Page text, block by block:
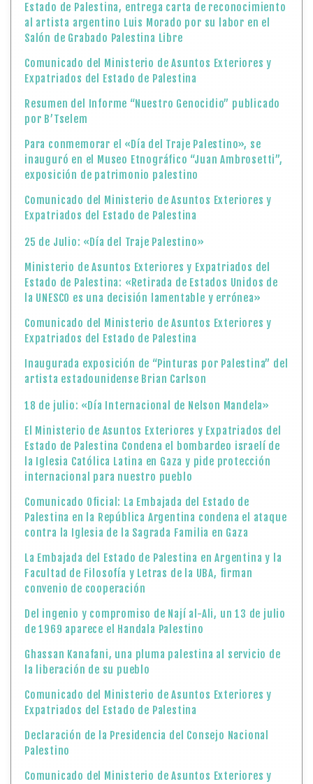
Estado de Palestina, entrega carta de reconocimiento
al artista argentino Luis Morado por su labor en el
Salón de Grabado Palestina Libre
Comunicado del Ministerio de Asuntos Exteriores y
Expatriados del Estado de Palestina
Resumen del Informe “Nuestro Genocidio” publicado
por B’Tselem
Para conmemorar el «Día del Traje Palestino», se
inauguró en el Museo Etnográfico “Juan Ambrosetti”,
exposición de patrimonio palestino
Comunicado del Ministerio de Asuntos Exteriores y
Expatriados del Estado de Palestina
25 de Julio: «Día del Traje Palestino»
Ministerio de Asuntos Exteriores y Expatriados del
Estado de Palestina: «Retirada de Estados Unidos de
la UNESCO es una decisión lamentable y errónea»
Comunicado del Ministerio de Asuntos Exteriores y
Expatriados del Estado de Palestina
Inaugurada exposición de “Pinturas por Palestina” del
artista estadounidense Brian Carlson
18 de julio: «Día Internacional de Nelson Mandela»
El Ministerio de Asuntos Exteriores y Expatriados del
Estado de Palestina Condena el bombardeo israelí de
la Iglesia Católica Latina en Gaza y pide protección
internacional para nuestro pueblo
Comunicado Oficial: La Embajada del Estado de
Palestina en la República Argentina condena el ataque
contra la Iglesia de la Sagrada Familia en Gaza
La Embajada del Estado de Palestina en Argentina y la
Facultad de Filosofía y Letras de la UBA, firman
convenio de cooperación
Del ingenio y compromiso de Nají al-Ali, un 13 de julio
de 1969 aparece el Handala Palestino
Ghassan Kanafani, una pluma palestina al servicio de
la liberación de su pueblo
Comunicado del Ministerio de Asuntos Exteriores y
Expatriados del Estado de Palestina
Declaración de la Presidencia del Consejo Nacional
Palestino
Comunicado del Ministerio de Asuntos Exteriores y